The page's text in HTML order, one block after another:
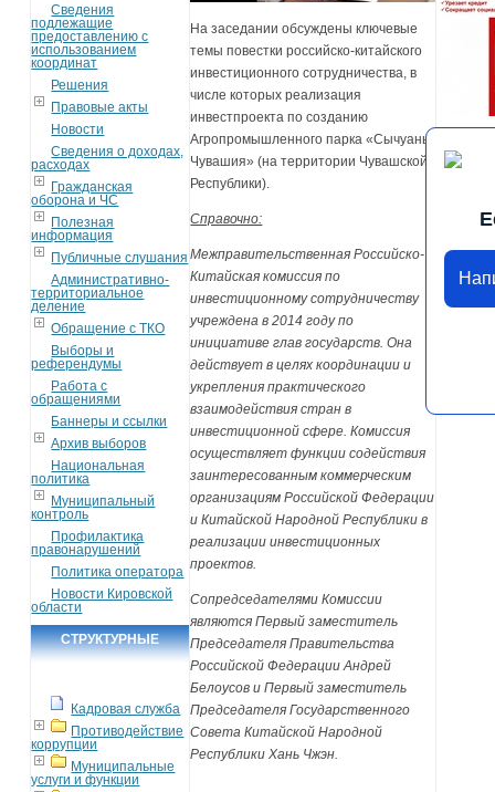
Сведения
подлежащие
предоставлению с
использованием
координат
Решения
Правовые акты
Новости
Сведения о доходах,
расходах
Гражданская
оборона и ЧС
Полезная
информация
Публичные слушания
Административно-
территориальное
деление
Обращение с ТКО
Выборы и
референдумы
Работа с
обращениями
Баннеры и ссылки
Архив выборов
Национальная
политика
Муниципальный
контроль
Профилактика
правонарушений
Политика оператора
Новости Кировской
области
СТРУКТУРНЫЕ
Кадровая служба
Противодействие
коррупции
Муниципальные
услуги и функции
На заседании обсуждены ключевые
темы повестки российско-китайского
инвестиционного сотрудничества, в
числе которых реализация
инвестпроекта по созданию
Агропромышленного парка «Сычуань-
Чувашия» (на территории Чувашской
Республики).
Справочно:
Межправительственная Российско-
Китайская комиссия по
инвестиционному сотрудничеству
учреждена в 2014 году по
инициативе глав государств. Она
действует в целях координации и
укрепления практического
взаимодействия стран в
инвестиционной сфере. Комиссия
осуществляет функции содействия
заинтересованным коммерческим
организациям Российской Федерации
и Китайской Народной Республики в
реализации инвестиционных
проектов.
Сопредседателями Комиссии
являются Первый заместитель
Председателя Правительства
Российской Федерации Андрей
Белоусов и Первый заместитель
Председателя Государственного
Совета Китайской Народной
Республики Хань Чжэн.